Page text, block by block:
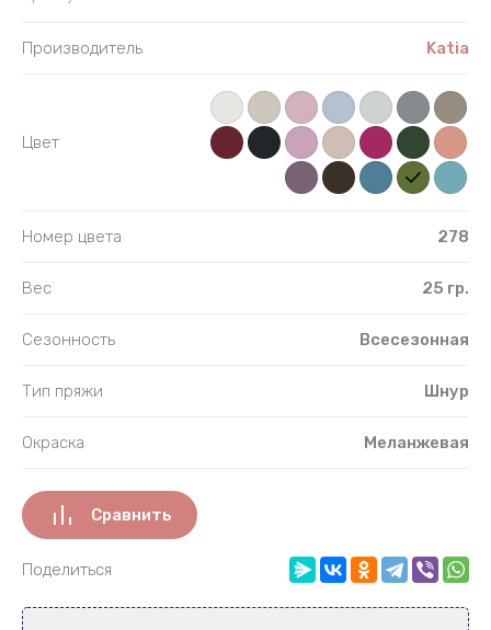
Производитель Katia
Цвет
Номер цвета 278
Вес 25 гр.
Сезонность Всесезонная
Тип пряжи Шнур
Окраска Меланжевая
Сравнить
Поделиться